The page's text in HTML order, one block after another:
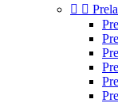
 